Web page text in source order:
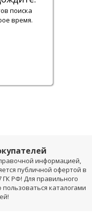
поиска
время.
информацией,
публичной офертой в
ГК РФ! Для правильного
каталогами